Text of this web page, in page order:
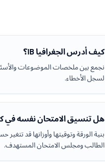
كيف أدرس الجغرافيا IB؟
نجمع بين ملخصات الموضوعات
لسجل الأخطاء.
هل تنسيق الامتحان نفسه في
بنية الورقة وتوقيتها وأوزانها قد
الطالب ومجلس الامتحان المستهدف.